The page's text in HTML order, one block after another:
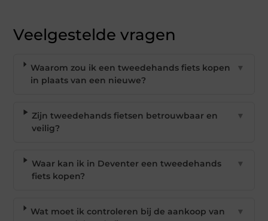
Veelgestelde vragen
Waarom zou ik een tweedehands fiets kopen
in plaats van een nieuwe?
▼
Zijn tweedehands fietsen betrouwbaar en
veilig?
▼
Waar kan ik in Deventer een tweedehands
fiets kopen?
▼
Wat moet ik controleren bij de aankoop van
▼